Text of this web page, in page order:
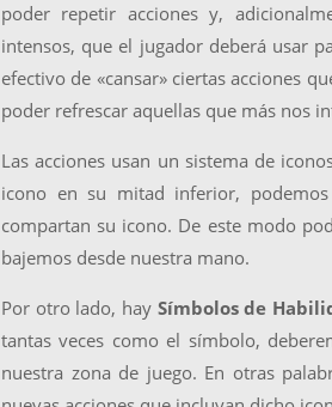
poder repetir acciones y,
intensos, que el jugador deberá usar
efectivo de «cansar» ciertas acciones
poder refrescar aquellas que más nos
Las acciones usan un sistema de
icono en su mitad inferior,
compartan su icono. De este modo
bajemos desde nuestra mano.
Por otro lado, hay Símbolos de
tantas veces como el símbolo,
nuestra zona de juego. En otras